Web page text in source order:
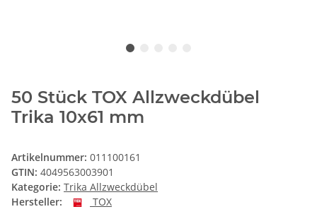
50 Stück TOX Allzweckdübel
Trika 10x61 mm
Artikelnummer: 011100161
GTIN: 4049563003901
Kategorie: Trika Allzweckdübel
Hersteller:
TOX